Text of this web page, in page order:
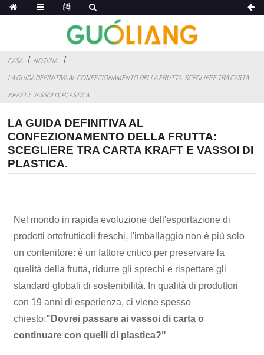
CASA
NOTIZIA
LA GUIDA DEFINITIVA AL CONFEZIONAMENTO DELLA FRUTTA: SCEGLIERE TRA CARTA
KRAFT E VASSOI DI PLASTICA.
LA GUIDA DEFINITIVA AL
CONFEZIONAMENTO DELLA FRUTTA:
SCEGLIERE TRA CARTA KRAFT E VASSOI DI
PLASTICA.
Nel mondo in rapida evoluzione dell'esportazione di
prodotti ortofrutticoli freschi, l'imballaggio non è più solo
un contenitore: è un fattore critico per preservare la
qualità della frutta, ridurre gli sprechi e rispettare gli
standard globali di sostenibilità. In qualità di produttori
con 19 anni di esperienza, ci viene spesso
chiesto:"Dovrei passare ai vassoi di carta o
continuare con quelli di plastica?"